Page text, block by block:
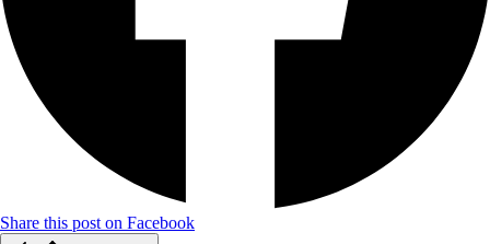
Share this post on Facebook